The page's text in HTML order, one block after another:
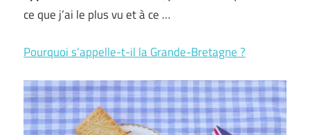
ce que j’ai le plus vu et à ce …
Pourquoi s’appelle-t-il la Grande-Bretagne ?